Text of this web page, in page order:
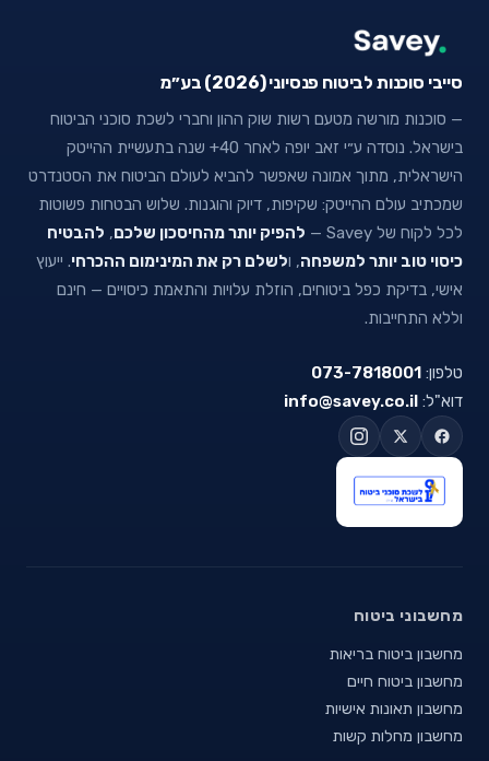
סייבי סוכנות לביטוח פנסיוני (2026) בע״מ
— סוכנות מורשה מטעם רשות שוק ההון וחברי לשכת סוכני הביטוח
בישראל. נוסדה ע״י זאב יופה לאחר 40+ שנה בתעשיית ההייטק
הישראלית, מתוך אמונה שאפשר להביא לעולם הביטוח את הסטנדרט
שמכתיב עולם ההייטק: שקיפות, דיוק והוגנות. שלוש הבטחות פשוטות
לכל לקוח של Savey —
להפיק יותר מהחיסכון שלכם, להבטיח
כיסוי טוב יותר למשפחה, ולשלם רק את המינימום ההכרחי. ייעוץ
אישי, בדיקת כפל ביטוחים, הוזלת עלויות והתאמת כיסויים — חינם
וללא התחייבות.
טלפון: 073-7818001
דוא"ל: info@savey.co.il
מחשבוני ביטוח
מחשבון ביטוח בריאות
מחשבון ביטוח חיים
מחשבון תאונות אישיות
מחשבון מחלות קשות